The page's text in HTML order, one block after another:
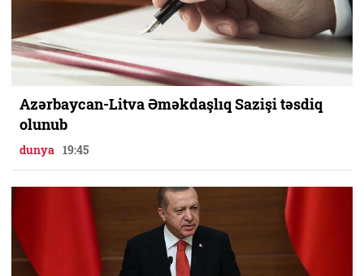
Azərbaycan-Litva Əməkdaşlıq Sazişi təsdiq
olunub
dunya 19:45